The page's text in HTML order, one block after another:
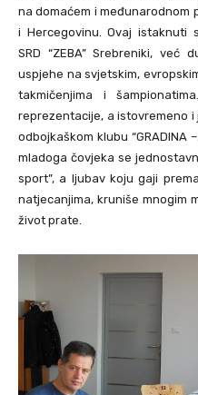
na domaćem i međunarodnom
i Hercegovinu. Ovaj istaknuti
SRD “ZEBA” Srebreniki,
uspjehe na svjetskim,
takmičenjima i
reprezentacije, a istovremeno i
odbojkaškom klubu “GRADINA
mladoga čovjeka se
sport”, a ljubav koju gaji
natjecanjima, kruniše mnogim
život prate.